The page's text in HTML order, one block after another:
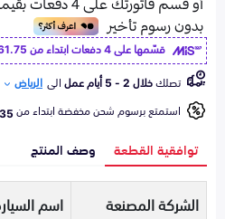
قسّمها على 4 دفعات ابتداء من
تصلكخلال 2 - 5 أيام عمل الى الرياض
استمتع برسوم شحن مخفضة ابتداء من35
توافقية القطعة وصف المنتج
الشركة المصنعة اسم